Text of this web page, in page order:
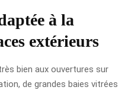
à la
extérieurs
bien aux ouvertures sur
de grandes baies vitrées